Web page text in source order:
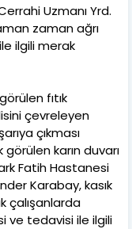
Uzmanı Yrd.
zaman ağrı
ilgili merak
fıtık
çevreleyen
çıkması
görülen karın duvarı
Fatih Hastanesi
Karabay, kasık
çalışanlarda
ve tedavisi ile ilgili